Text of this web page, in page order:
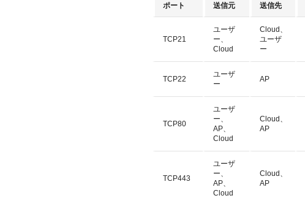
ポート 送信元 送信先
TCP21
ユーザ
ー、
Cloud
Cloud、
ユーザ
ー
TCP22
ユーザ
ー
AP
TCP80
ユーザ
ー、
AP、
Cloud
Cloud、
AP
TCP443
ユーザ
ー、
AP、
Cloud
Cloud、
AP